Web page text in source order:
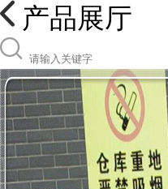
产品展厅